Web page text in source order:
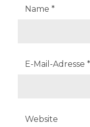
Name *
E-Mail-Adresse *
Website